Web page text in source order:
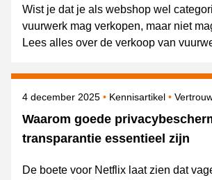
Wist je dat je als webshop wel
vuurwerk mag verkopen, maar niet
Lees alles over de verkoop van
Waarom goede
transparantie essentieel zijn
Gepubliceerd op
4 december 2025 Kennisartikel
De boete voor Netflix laat zien dat